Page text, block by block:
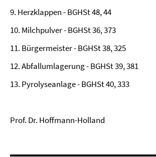
9. Herzklappen - BGHSt 48, 44
10. Milchpulver - BGHSt 36, 373
11. Bürgermeister - BGHSt 38, 325
12. Abfallumlagerung - BGHSt 39, 381
13. Pyrolyseanlage - BGHSt 40, 333
Prof. Dr. Hoffmann-Holland